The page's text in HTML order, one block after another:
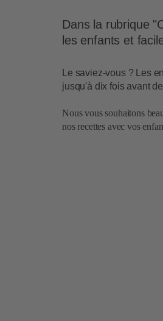
Dans la rubrique
les enfants et
Le saviez-vous ? Les
jusqu'à dix fois avant
Nous vous souhaitons
nos recettes avec vos